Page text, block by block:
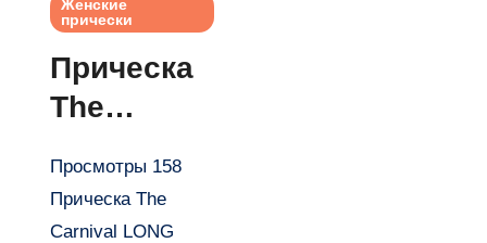
Женские
прически
Прическа
The
LONG
HAIRSTYL
Просмотры 158
Прическа The
Carnival LONG